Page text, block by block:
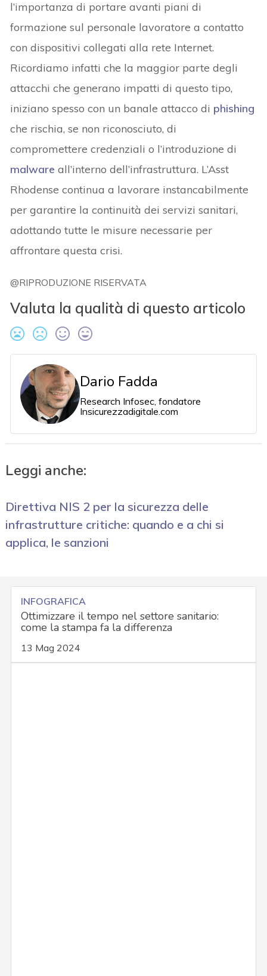
l’importanza di portare avanti piani di
formazione sul personale lavoratore a contatto
con dispositivi collegati alla rete Internet.
Ricordiamo infatti che la maggior parte degli
attacchi che generano impatti di questo tipo,
iniziano spesso con un banale attacco di phishing
che rischia, se non riconosciuto, di
compromettere credenziali o l’introduzione di
malware all’interno dell’infrastruttura. L’Asst
Rhodense continua a lavorare instancabilmente
per garantire la continuità dei servizi sanitari,
adottando tutte le misure necessarie per
affrontare questa crisi.
@RIPRODUZIONE RISERVATA
Valuta la qualità di questo articolo
Dario Fadda
Research Infosec, fondatore
Insicurezzadigitale.com
Leggi anche:
Direttiva NIS 2 per la sicurezza delle
infrastrutture critiche: quando e a chi si
applica, le sanzioni
INFOGRAFICA
Ottimizzare il tempo nel settore sanitario:
come la stampa fa la differenza
13 Mag 2024